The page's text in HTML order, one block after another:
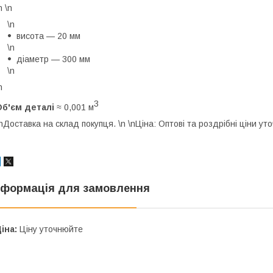
\n
\n
висота — 20 мм
\n
діаметр — 300 мм
\n
деталі ≈ 0,001 м3
на склад покупця. \n \nЦіна: Оптові та роздрібні ціни
для замовлення
Ціну уточнюйте